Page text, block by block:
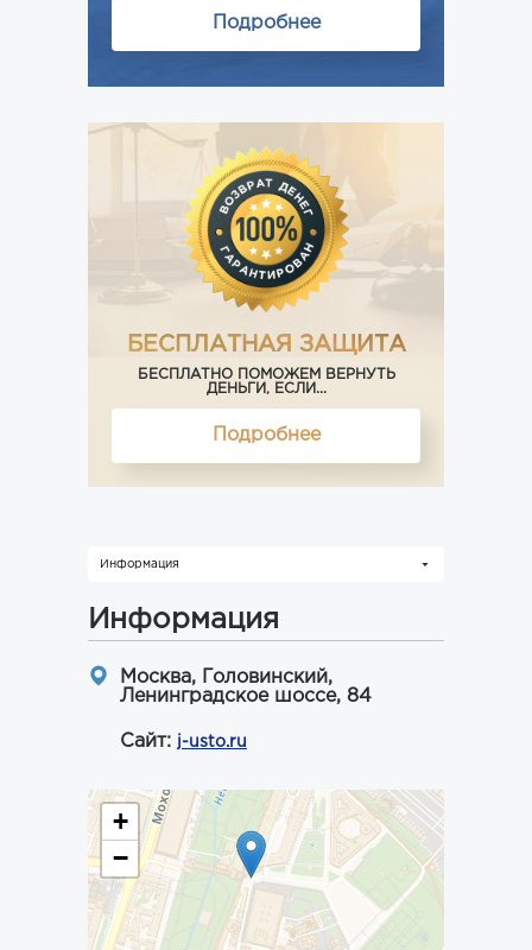
Подробнее
БЕСПЛАТНАЯ ЗАЩИТА
БЕСПЛАТНО ПОМОЖЕМ ВЕРНУТЬ
ДЕНЬГИ, ЕСЛИ...
Подробнее
Информация
Информация
Москва, Головинский,
Ленинградское шоссе, 84
Сайт: j-usto.ru
+
−